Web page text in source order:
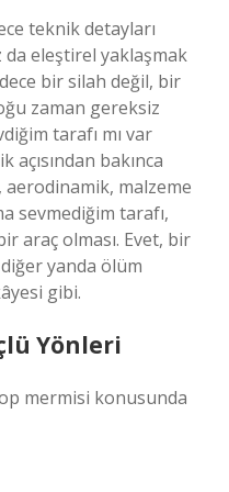
teknik detayları
da eleştirel yaklaşmak
bir silah değil, bir
zaman gereksiz
tarafı mı var
bakınca
malzeme
sevmediğim tarafı,
araç olması. Evet, bir
yanda ölüm
gibi.
Yönleri
mermisi konusunda